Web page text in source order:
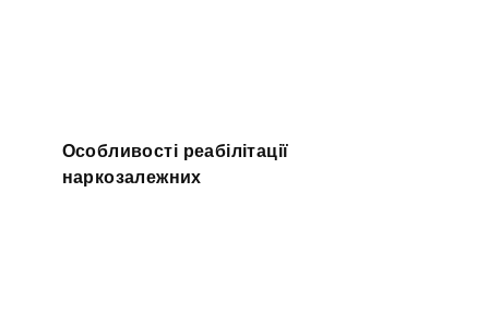
Особливості реабілітації
наркозалежних